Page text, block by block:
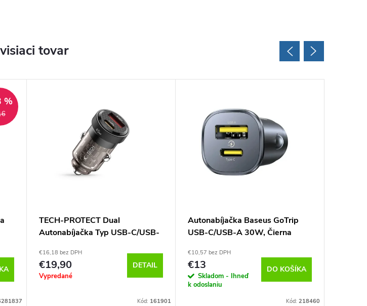
tovar
%
TECH-PROTECT Dual
Autonabíjačka Typ USB-C/USB-
€16,18 bez DPH
€19,90
Vypredané
DETAIL
Kód: 161901
Autonabíjačka Baseus GoTrip
USB-C/USB-A 30W, Čierna
€10,57 bez DPH
€13
Skladom - Ihneď
k odoslaniu
DO KOŠÍKA
Kód: 218460